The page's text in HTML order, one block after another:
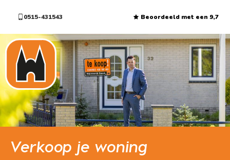
0515-431543 Beoordeeld met een 9,7
Verkoop je woning